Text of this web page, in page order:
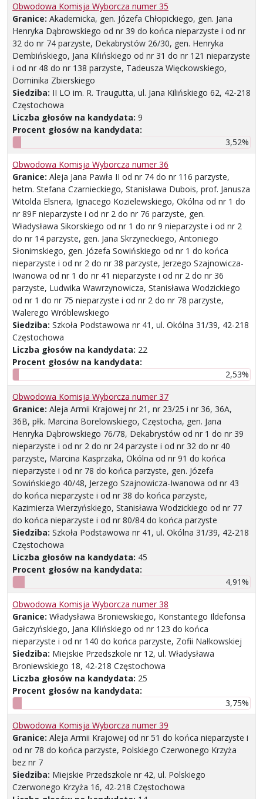
Obwodowa Komisja Wyborcza numer 35
Granice: Akademicka, gen. Józefa Chłopickiego, gen. Jana
Henryka Dąbrowskiego od nr 39 do końca nieparzyste i od nr
32 do nr 74 parzyste, Dekabrystów 26/30, gen. Henryka
Dembińskiego, Jana Kilińskiego od nr 31 do nr 121 nieparzyste
i od nr 48 do nr 138 parzyste, Tadeusza Więckowskiego,
Dominika Zbierskiego
Siedziba: II LO im. R. Traugutta, ul. Jana Kilińskiego 62, 42-218
Częstochowa
Liczba głosów na kandydata: 9
Procent głosów na kandydata:
3,52%
Obwodowa Komisja Wyborcza numer 36
Granice: Aleja Jana Pawła II od nr 74 do nr 116 parzyste,
hetm. Stefana Czarnieckiego, Stanisława Dubois, prof. Janusza
Witolda Elsnera, Ignacego Kozielewskiego, Okólna od nr 1 do
nr 89F nieparzyste i od nr 2 do nr 76 parzyste, gen.
Władysława Sikorskiego od nr 1 do nr 9 nieparzyste i od nr 2
do nr 14 parzyste, gen. Jana Skrzyneckiego, Antoniego
Słonimskiego, gen. Józefa Sowińskiego od nr 1 do końca
nieparzyste i od nr 2 do nr 38 parzyste, Jerzego Szajnowicza-
Iwanowa od nr 1 do nr 41 nieparzyste i od nr 2 do nr 36
parzyste, Ludwika Wawrzynowicza, Stanisława Wodzickiego
od nr 1 do nr 75 nieparzyste i od nr 2 do nr 78 parzyste,
Walerego Wróblewskiego
Siedziba: Szkoła Podstawowa nr 41, ul. Okólna 31/39, 42-218
Częstochowa
Liczba głosów na kandydata: 22
Procent głosów na kandydata:
2,53%
Obwodowa Komisja Wyborcza numer 37
Granice: Aleja Armii Krajowej nr 21, nr 23/25 i nr 36, 36A,
36B, płk. Marcina Borelowskiego, Częstocha, gen. Jana
Henryka Dąbrowskiego 76/78, Dekabrystów od nr 1 do nr 39
nieparzyste i od nr 2 do nr 24 parzyste i od nr 32 do nr 40
parzyste, Marcina Kasprzaka, Okólna od nr 91 do końca
nieparzyste i od nr 78 do końca parzyste, gen. Józefa
Sowińskiego 40/48, Jerzego Szajnowicza-Iwanowa od nr 43
do końca nieparzyste i od nr 38 do końca parzyste,
Kazimierza Wierzyńskiego, Stanisława Wodzickiego od nr 77
do końca nieparzyste i od nr 80/84 do końca parzyste
Siedziba: Szkoła Podstawowa nr 41, ul. Okólna 31/39, 42-218
Częstochowa
Liczba głosów na kandydata: 45
Procent głosów na kandydata:
4,91%
Obwodowa Komisja Wyborcza numer 38
Granice: Władysława Broniewskiego, Konstantego Ildefonsa
Gałczyńskiego, Jana Kilińskiego od nr 123 do końca
nieparzyste i od nr 140 do końca parzyste, Zofii Nałkowskiej
Siedziba: Miejskie Przedszkole nr 12, ul. Władysława
Broniewskiego 18, 42-218 Częstochowa
Liczba głosów na kandydata: 25
Procent głosów na kandydata:
3,75%
Obwodowa Komisja Wyborcza numer 39
Granice: Aleja Armii Krajowej od nr 51 do końca nieparzyste i
od nr 78 do końca parzyste, Polskiego Czerwonego Krzyża
bez nr 7
Siedziba: Miejskie Przedszkole nr 42, ul. Polskiego
Czerwonego Krzyża 16, 42-218 Częstochowa